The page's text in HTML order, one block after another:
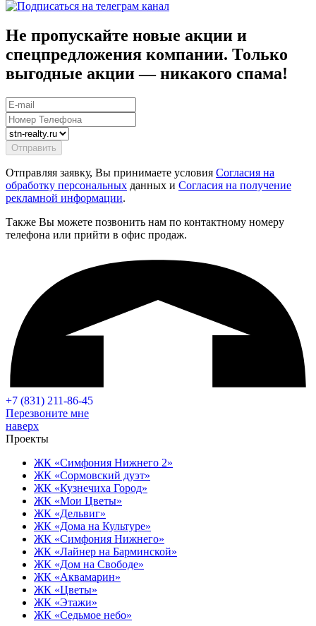
Не пропускайте новые акции и
спецпредложения компании. Только
выгодные акции — никакого спама!
Отправляя заявку, Вы принимаете условия Согласия на
обработку персональных данных и Согласия на получение
рекламной информации.
Также Вы можете позвонить нам по контактному номеру
телефона или прийти в офис продаж.
+7 (831) 211-86-45
Перезвоните мне
наверх
Проекты
ЖК «Симфония Нижнего 2»
ЖК «Сормовский дуэт»
ЖК «Кузнечиха Город»
ЖК «Мои Цветы»
ЖК «Дельвиг»
ЖК «Дома на Культуре»
ЖК «Симфония Нижнего»
ЖК «Лайнер на Барминской»
ЖК «Дом на Свободе»
ЖК «Аквамарин»
ЖК «Цветы»
ЖК «Этажи»
ЖК «Седьмое небо»